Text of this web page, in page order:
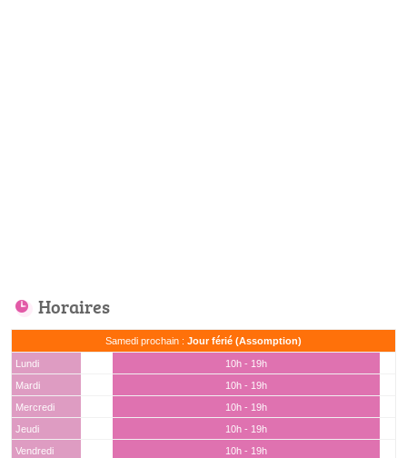
Horaires
Samedi prochain : Jour férié (Assomption)
Lundi
10h - 19h
Mardi
10h - 19h
Mercredi
10h - 19h
Jeudi
10h - 19h
Vendredi
10h - 19h